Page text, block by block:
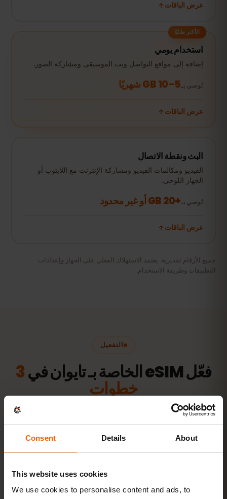
Consent Details About
This website uses cookies
We use cookies to personalise content and ads, to
عرض الباقات
الأكثر طلبًا
استخدام يومي
إضافة إلى مواقع التواصل وبث الموسيقى ومشاركة الصور.
نُوصي بـ5–10 GB شهريًا
عرض الباقات
البث ونقطة الاتصال
الفيديو ومكالمات الفيديو ومشاركة الإنترنت مع اللابتوب أو
الجهاز اللوحي.
نُوصي بـ+20 GB أو غير محدود
عرض الباقات
جميع الأرقام تقديرية. يعتمد الاستهلاك الفعلي على الجهاز وإعدادات
التطبيقات وطريقة الاستخدام.
التفعيل
فعّل eSIM الخاصة بـ تايوان في 3
خطوات
جاهزة خلال دقائق — دون شريحة SIM فعلية.